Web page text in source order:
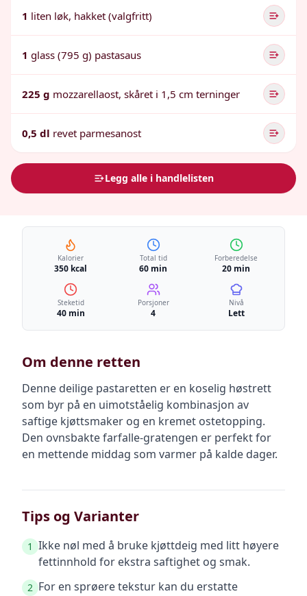
1 liten løk, hakket (valgfritt)
1 glass (795 g) pastasaus
225 g mozzarellaost, skåret i 1,5 cm terninger
0,5 dl revet parmesanost
Legg alle i handlelisten
Kalorier
350 kcal
Total tid
60 min
Forberedelse
20 min
Steketid
40 min
Porsjoner
4
Nivå
Lett
Om denne retten
Denne deilige pastaretten er en koselig høstrett
som byr på en uimotståelig kombinasjon av
saftige kjøttsmaker og en kremet ostetopping.
Den ovnsbakte farfalle-gratengen er perfekt for
en mettende middag som varmer på kalde dager.
Tips og Varianter
1 Ikke nøl med å bruke kjøttdeig med litt høyere
fettinnhold for ekstra saftighet og smak.
2 For en sprøere tekstur kan du erstatte